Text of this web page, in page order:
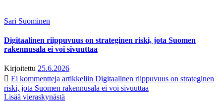
Sari Suominen
Digitaalinen riippuvuus on strateginen riski, jota Suomen
rakennusala ei voi sivuuttaa
Kirjoitettu 25.6.2026
Ei kommentteja artikkeliin Digitaalinen riippuvuus on strateginen
riski, jota Suomen rakennusala ei voi sivuuttaa
Lisää vieraskynästä